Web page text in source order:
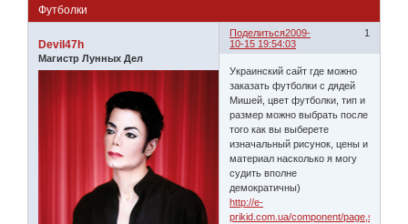
Футболки
Поделиться 1
2009-
10-15 19:54:03
Devil47h
Магистр Лунных Дел
Украинский сайт где можно
заказать футболки с дядей
Мишей, цвет футболки, тип и
размер можно выбрать после
того как вы выберете
изначальный рисунок, цены и
материал насколько я могу
судить вполне
демократичны)
http://e-
prikid.com.ua/component/page,s